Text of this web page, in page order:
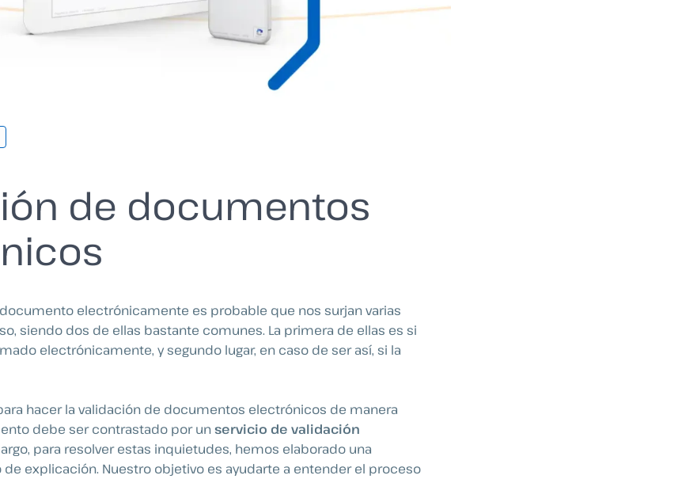
de documentos
electrónicamente es probable que nos surjan varias
siendo dos de ellas bastante comunes. La primera de ellas es si
electrónicamente, y segundo lugar, en caso de ser así, si la
hacer la validación de documentos electrónicos de manera
debe ser contrastado por unservicio de validación
para resolver estas inquietudes, hemos elaborado una
explicación. Nuestro objetivo es ayudarte a entender el proceso